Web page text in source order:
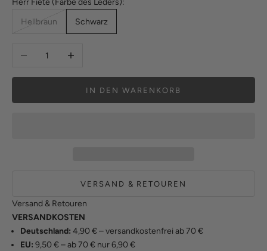
Herr Fiete (Farbe des Leders):
Hellbraun
Schwarz
Anzahl verringernAnzahl erhöhen
IN DEN WARENKORB
VERSAND & RETOUREN
Versand & Retouren
VERSANDKOSTEN
Deutschland: 4,90 € – versandkostenfrei ab 70 €
EU: 9,50 € – ab 70 € nur 6,90 €